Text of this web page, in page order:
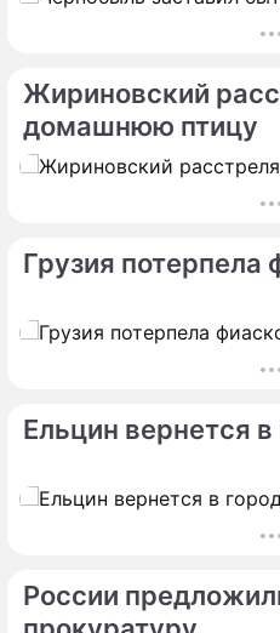
Жириновский
домашнюю птицу
Грузия
Ельцин вернется
России